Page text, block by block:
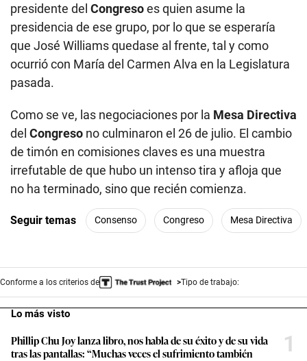
presidente del Congresoes quien asume la
presidencia de ese grupo, por lo que se esperaría
que José Williams quedase al frente, tal y como
ocurrió con María del Carmen Alva en la Legislatura
pasada.
Como se ve, las negociaciones por la Mesa Directiva
del Congreso no culminaron el 26 de julio. El cambio
de timón en comisiones claves es una muestra
irrefutable de que hubo un intenso tira y afloja que
no ha terminado, sino que recién comienza.
Seguir temas Consenso Congreso Mesa Directiva
Conforme a los criterios de Tipo de trabajo:
Lo más visto
Phillip Chu Joy lanza libro, nos habla de su éxito y de su vida
tras las pantallas: “Muchas veces el sufrimiento también
1